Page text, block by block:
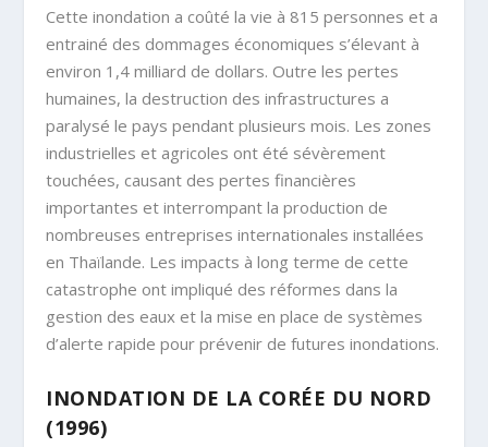
Cette inondation a coûté la vie à 815 personnes et a
entrainé des dommages économiques s’élevant à
environ 1,4 milliard de dollars. Outre les pertes
humaines, la destruction des infrastructures a
paralysé le pays pendant plusieurs mois. Les zones
industrielles et agricoles ont été sévèrement
touchées, causant des pertes financières
importantes et interrompant la production de
nombreuses entreprises internationales installées
en Thaïlande. Les impacts à long terme de cette
catastrophe ont impliqué des réformes dans la
gestion des eaux et la mise en place de systèmes
d’alerte rapide pour prévenir de futures inondations.
INONDATION DE LA CORÉE DU NORD
(1996)